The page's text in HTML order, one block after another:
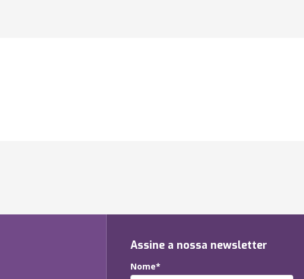
Assine a nossa newsletter
Nome*